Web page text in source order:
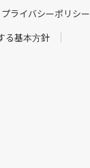
プライバシーポリシー
る基本方針